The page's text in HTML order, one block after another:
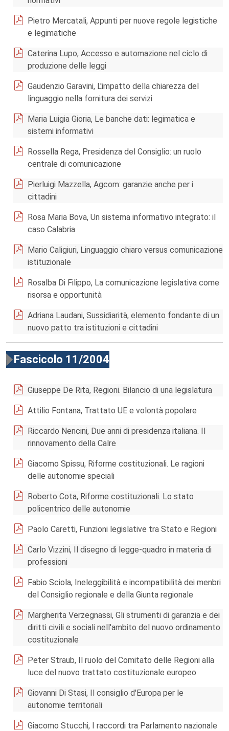
Pietro Mercatali, Appunti per nuove regole legistiche
e legimatiche
Caterina Lupo, Accesso e automazione nel ciclo di
produzione delle leggi
Gaudenzio Garavini, L'impatto della chiarezza del
linguaggio nella fornitura dei servizi
Maria Luigia Gioria, Le banche dati: legimatica e
sistemi informativi
Rossella Rega, Presidenza del Consiglio: un ruolo
centrale di comunicazione
Pierluigi Mazzella, Agcom: garanzie anche per i
cittadini
Rosa Maria Bova, Un sistema informativo integrato: il
caso Calabria
Mario Caligiuri, Linguaggio chiaro versus comunicazione
istituzionale
Rosalba Di Filippo, La comunicazione legislativa come
risorsa e opportunità
Adriana Laudani, Sussidiarità, elemento fondante di un
nuovo patto tra istituzioni e cittadini
Fascicolo 11/2004
Giuseppe De Rita, Regioni. Bilancio di una legislatura
Attilio Fontana, Trattato UE e volontà popolare
Riccardo Nencini, Due anni di presidenza italiana. Il
rinnovamento della Calre
Giacomo Spissu, Riforme costituzionali. Le ragioni
delle autonomie speciali
Roberto Cota, Riforme costituzionali. Lo stato
policentrico delle autonomie
Paolo Caretti, Funzioni legislative tra Stato e Regioni
Carlo Vizzini, Il disegno di legge-quadro in materia di
professioni
Fabio Sciola, Ineleggibilità e incompatibilità dei menbri
del Consiglio regionale e della Giunta regionale
Margherita Verzegnassi, Gli strumenti di garanzia e dei
diritti civili e sociali nell'ambito del nuovo ordinamento
costituzionale
Peter Straub, Il ruolo del Comitato delle Regioni alla
luce del nuovo trattato costituzionale europeo
Giovanni Di Stasi, Il consiglio d'Europa per le
autonomie territoriali
Giacomo Stucchi, I raccordi tra Parlamento nazionale